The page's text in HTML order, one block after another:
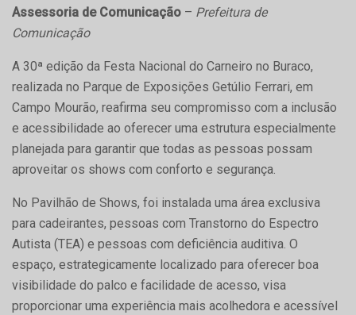
Assessoria de Comunicação – Prefeitura de
Comunicação
A 30ª edição da Festa Nacional do Carneiro no Buraco,
realizada no Parque de Exposições Getúlio Ferrari, em
Campo Mourão, reafirma seu compromisso com a inclusão
e acessibilidade ao oferecer uma estrutura especialmente
planejada para garantir que todas as pessoas possam
aproveitar os shows com conforto e segurança.
No Pavilhão de Shows, foi instalada uma área exclusiva
para cadeirantes, pessoas com Transtorno do Espectro
Autista (TEA) e pessoas com deficiência auditiva. O
espaço, estrategicamente localizado para oferecer boa
visibilidade do palco e facilidade de acesso, visa
proporcionar uma experiência mais acolhedora e acessível